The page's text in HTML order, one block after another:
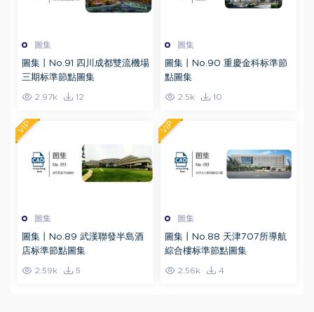
圖集
圖集丨No.91 四川成都雙流機場
三期标準節點圖集
2.97k 12
圖集
圖集丨No.90 重慶金科标準節
點圖集
2.5k 10
圖集
圖集丨No.89 武漢聯發半島酒
店标準節點圖集
2.59k 5
VIP
圖集
圖集丨No.88 天津707所導航
綜合樓标準節點圖集
2.56k 4
VIP